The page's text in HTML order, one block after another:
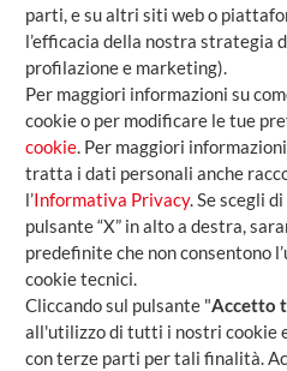
MARES Marketing S.r.l.
Via Malnasca, 15 – 21100
mares.srl@maresgroup.com
MARES Group Limited
Suite 3, 8 Kingsdale Business
Regina Road – Chelmsford
mares.ltd@maresgroup.com
parti, e su altri siti web o
l’efficacia della nostra strategia
profilazione e marketing).
Per maggiori informazioni su
cookie o per modificare le tue
cookie. Per maggiori
tratta i dati personali anche
l’Informativa Privacy. Se scegli
pulsante “X” in alto a destra,
predefinite che non consentono
cookie tecnici.
Cliccando sul pulsante "Accetto
all'utilizzo di tutti i nostri cookie
con terze parti per tali finalità.